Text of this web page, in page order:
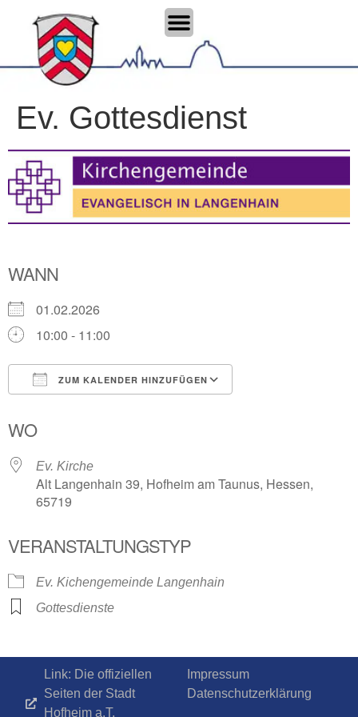
Ev. Gottesdienst
WANN
01.02.2026
10:00 - 11:00
ZUM KALENDER HINZUFÜGEN
WO
Ev. Kirche
Alt Langenhain 39, Hofheim am Taunus, Hessen,
65719
VERANSTALTUNGSTYP
Ev. Kichengemeinde Langenhain
Gottesdienste
Link: Die offiziellen
Seiten der Stadt
Hofheim a.T.
Impressum
Datenschutzerklärung